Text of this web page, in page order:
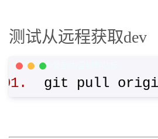
测试从远程获取dev
PHP Code
git pull